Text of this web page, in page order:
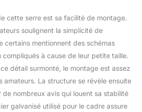
l’année. Offre une
lumière du soleil intense
et les parasites
indésirables. Grâce à ces
mesures de protection
créer des conditions de
croissance optimales
pour vos plantes et
cette serre est sa facilité de montage.
soulignent la simplicité de
certains mentionnent des schémas
compliqués à cause de leur petite taille.
détail surmonté, le montage est assez
amateurs. La structure se révèle ensuite
de nombreux avis qui louent sa stabilité
galvanisé utilisé pour le cadre assure